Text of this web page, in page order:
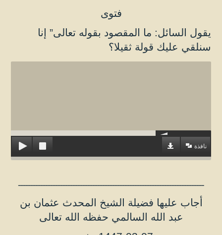
فتوى
يقول السائل: ما المقصود بقوله تعالى” إنا
سنلقي عليك قولة ثقيلا؟
نافذة
ـــــــــــــــــــــــــــــــــــــــــــــــــــــــــــــــــــــــــــ
أجاب عليها فضيلة الشيخ المحدث عثمان بن
عبد الله السالمي حفظه الله تعالى